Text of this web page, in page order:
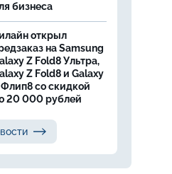
бизнеса
открыл
на Samsung
Z Fold8 Ультра,
Z Fold8 и Galaxy
со скидкой
20 000 рублей